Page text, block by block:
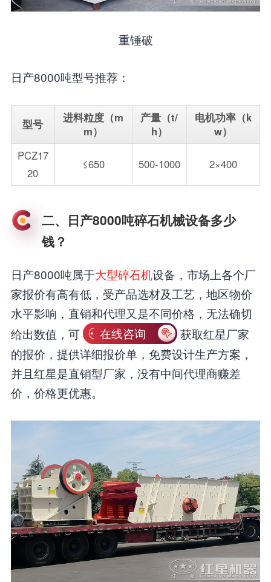
重锤破
日产8000吨型号推荐：
型号
进料粒度（m
m）
产量（t/
h）
电机功率（k
w）
PCZ17
20
≤650 500-1000 2×400
二、日产8000吨碎石机械设备多少
钱？
日产8000吨属于大型碎石机设备，市场上各个厂
家报价有高有低，受产品选材及工艺，地区物价
水平影响，直销和代理又是不同价格，无法确切
给出数值，可
在线咨询
获取红星厂家
的报价，提供详细报价单，免费设计生产方案，
并且红星是直销型厂家，没有中间代理商赚差
价，价格更优惠。